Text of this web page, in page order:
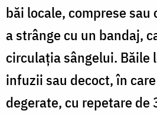
băi locale, comprese
a strânge cu un bandaj,
circulaţia sângelui. Băile
infuzii sau decoct, în
degerate, cu repetare de